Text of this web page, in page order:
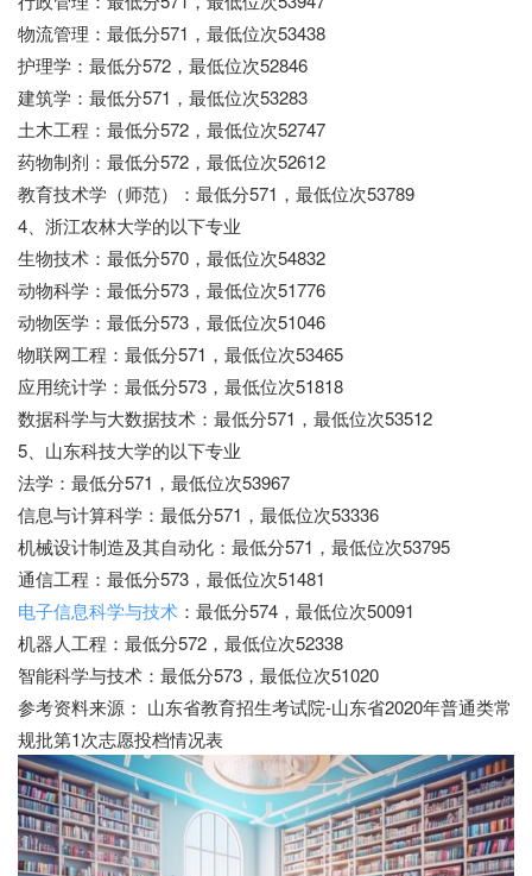
物流管理：最低分571，最低位次53438
护理学：最低分572，最低位次52846
建筑学：最低分571，最低位次53283
土木工程：最低分572，最低位次52747
药物制剂：最低分572，最低位次52612
教育技术学（师范）：最低分571，最低位次53789
4、浙江农林大学的以下专业
生物技术：最低分570，最低位次54832
动物科学：最低分573，最低位次51776
动物医学：最低分573，最低位次51046
物联网工程：最低分571，最低位次53465
应用统计学：最低分573，最低位次51818
数据科学与大数据技术：最低分571，最低位次53512
5、山东科技大学的以下专业
法学：最低分571，最低位次53967
信息与计算科学：最低分571，最低位次53336
机械设计制造及其自动化：最低分571，最低位次53795
通信工程：最低分573，最低位次51481
电子信息科学与技术 ：最低分574，最低位次50091
机器人工程：最低分572，最低位次52338
智能科学与技术：最低分573，最低位次51020
参考资料来源： 山东省教育招生考试院-山东省2020年普通类常
规批第1次志愿投档情况表